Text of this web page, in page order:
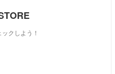
クしよう！